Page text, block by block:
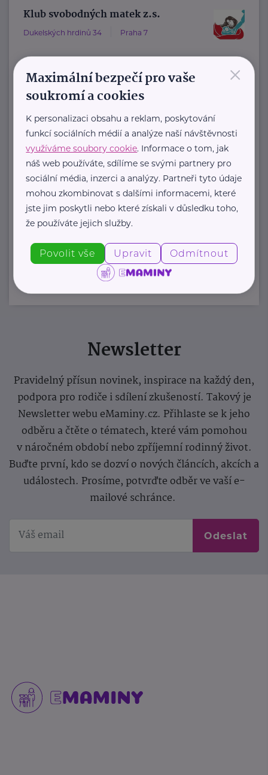
Klub svobodných matek z.s.
Dukelských hrdinů 34 Praha 7
"Pomáháme rodičům a jejich dětem."
Rodinám samoživitelů z celé ČR
poskytujeme finanční, materiální,
odbornou právní ...
https://www.klubsvobodnychmatek.cz/
+420 800 995 511
info@klubsvobodnychmatek.cz
Newsletter
Pravidelný přísun novinek, inspirace na každý den,
podpora pro rodiče i sdílení zkušeností. Takový je
Newsletter webu eMaminy.cz. Přihlaste se k jeho
odběru a čtěte o tématech, které vám pomohou
v náročném období nebo zpříjemní rodinný život.
Buďte první, kdo se dozví o nových článcích, akcích a
událostech. Prosíme, potvrďte odběr ve vaší e-
mailové schránce.
Odeslat
×
Maximální bezpečí pro vaše
soukromí a cookies
K personalizaci obsahu a reklam, poskytování
funkcí sociálních médií a analýze naší návštěvnosti
využíváme soubory cookie. Informace o tom, jak
náš web používáte, sdílíme se svými partnery pro
sociální média, inzerci a analýzy. Partneři tyto údaje
mohou zkombinovat s dalšími informacemi, které
jste jim poskytli nebo které získali v důsledku toho,
že používáte jejich služby.
Povolit vše Upravit Odmítnout